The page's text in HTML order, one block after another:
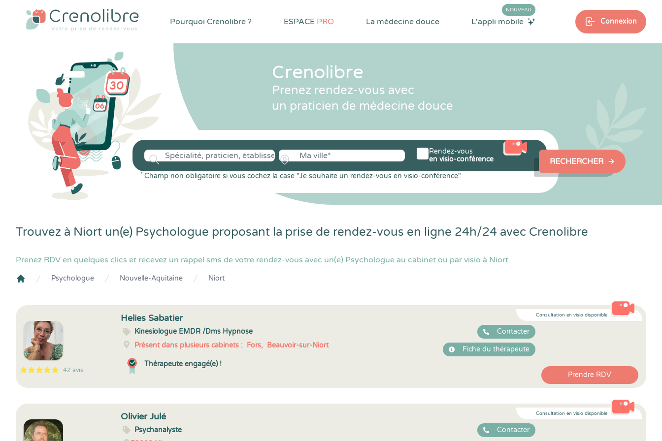
Pourquoi Crenolibre ? ESPACE PRO La médecine douce L'appli mobile
NOUVEAU
Connexion
Crenolibre
Prenez rendez-vous avec
un praticien de médecine douce
* Champ non obligatoire si vous cochez la case "Je souhaite un rendez-vous en visio-conférence".
Rendez-vous
en visio-conférence
RECHERCHER
Trouvez à Niort un(e) Psychologue proposant la prise de rendez-vous en ligne 24h/24 avec Crenolibre
Prenez RDV en quelques clics et recevez un rappel sms de votre rendez-vous avec un(e) Psychologue au cabinet ou par visio à Niort
Psychologue Nouvelle-Aquitaine Niort
Consultation en visio disponible
5
1
5
42 42 avis
Helies Sabatier
Kinesiologue EMDR /Dms Hypnose
Présent dans plusieurs cabinets : Fors, Beauvoir-sur-Niort
Thérapeute engagé(e) !
Contacter
Fiche du thérapeute
Prendre RDV
Consultation en visio disponible
Olivier Julé
Psychanalyste
Contacter